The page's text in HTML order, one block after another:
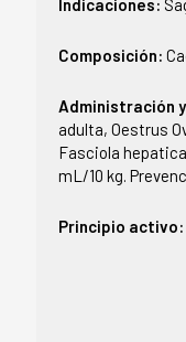
Indicaciones:
Composición:
Administración
adulta, Oestrus
Fasciola
mL/10 kg.
Principio activo: